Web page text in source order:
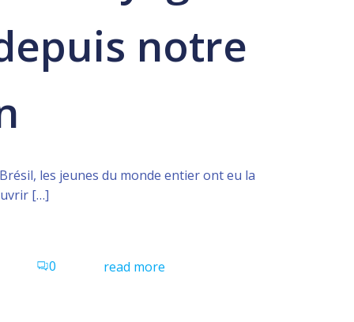
notre
les jeunes du monde entier ont eu la
[…]
0 read more